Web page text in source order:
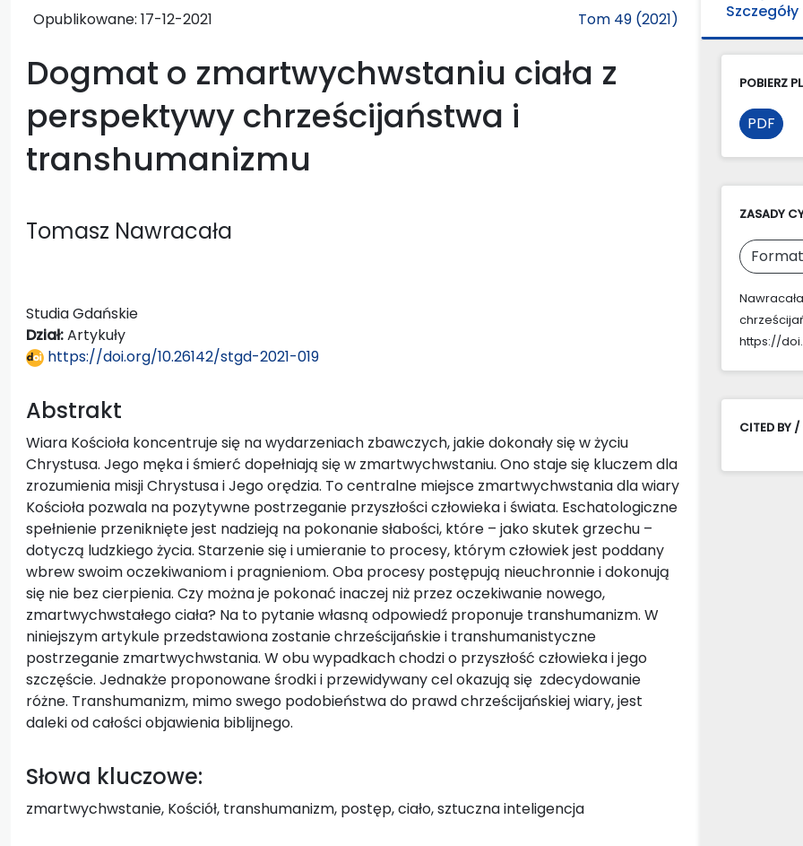
Opublikowane: 17-12-2021 Tom 49 (2021)
Dogmat o zmartwychwstaniu ciała z
perspektywy chrześcijaństwa i
transhumanizmu
Tomasz Nawracała
Studia Gdańskie
Dział:Artykuły
https://doi.org/10.26142/stgd-2021-019
Abstrakt
Wiara Kościoła koncentruje się na wydarzeniach zbawczych, jakie dokonały się w życiu
Chrystusa. Jego męka i śmierć dopełniają się w zmartwychwstaniu. Ono staje się kluczem dla
zrozumienia misji Chrystusa i Jego orędzia. To centralne miejsce zmartwychwstania dla wiary
Kościoła pozwala na pozytywne postrzeganie przyszłości człowieka i świata. Eschatologiczne
spełnienie przeniknięte jest nadzieją na pokonanie słabości, które – jako skutek grzechu –
dotyczą ludzkiego życia. Starzenie się i umieranie to procesy, którym człowiek jest poddany
wbrew swoim oczekiwaniom i pragnieniom. Oba procesy postępują nieuchronnie i dokonują
się nie bez cierpienia. Czy można je pokonać inaczej niż przez oczekiwanie nowego,
zmartwychwstałego ciała? Na to pytanie własną odpowiedź proponuje transhumanizm. W
niniejszym artykule przedstawiona zostanie chrześcijańskie i transhumanistyczne
postrzeganie zmartwychwstania. W obu wypadkach chodzi o przyszłość człowieka i jego
szczęście. Jednakże proponowane środki i przewidywany cel okazują się zdecydowanie
różne. Transhumanizm, mimo swego podobieństwa do prawd chrześcijańskiej wiary, jest
daleki od całości objawienia biblijnego.
Słowa kluczowe:
zmartwychwstanie, Kościół, transhumanizm, postęp, ciało, sztuczna inteligencja
Szczegóły
POBIERZ
PDF
ZASADY
https://
CITED BY /